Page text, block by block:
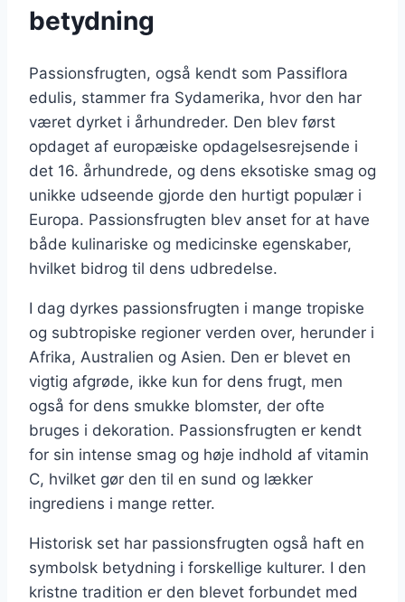
betydning
Passionsfrugten, også kendt som Passiflora
edulis, stammer fra Sydamerika, hvor den har
været dyrket i århundreder. Den blev først
opdaget af europæiske opdagelsesrejsende i
det 16. århundrede, og dens eksotiske smag og
unikke udseende gjorde den hurtigt populær i
Europa. Passionsfrugten blev anset for at have
både kulinariske og medicinske egenskaber,
hvilket bidrog til dens udbredelse.
I dag dyrkes passionsfrugten i mange tropiske
og subtropiske regioner verden over, herunder i
Afrika, Australien og Asien. Den er blevet en
vigtig afgrøde, ikke kun for dens frugt, men
også for dens smukke blomster, der ofte
bruges i dekoration. Passionsfrugten er kendt
for sin intense smag og høje indhold af vitamin
C, hvilket gør den til en sund og lækker
ingrediens i mange retter.
Historisk set har passionsfrugten også haft en
symbolsk betydning i forskellige kulturer. I den
kristne tradition er den blevet forbundet med